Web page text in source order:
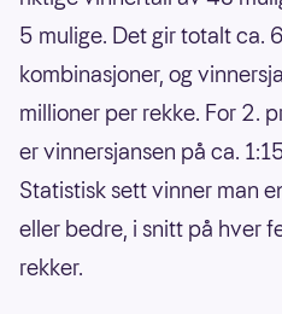
5 mulige. Det gir totalt ca.
kombinasjoner, og
millioner per rekke. For 2.
er vinnersjansen på ca.
Statistisk sett vinner man
eller bedre, i snitt på hver
rekker.